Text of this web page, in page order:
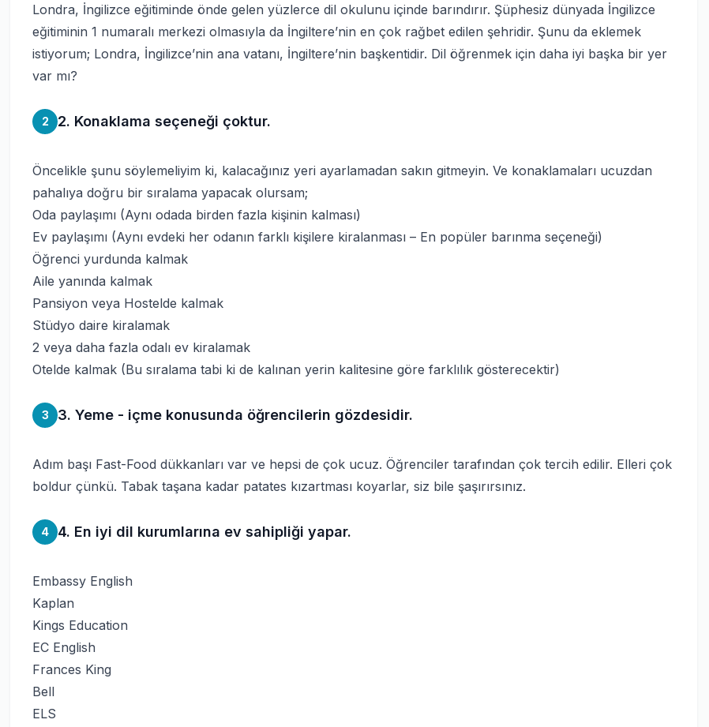
Londra, İngilizce eğitiminde önde gelen yüzlerce dil okulunu içinde barındırır. Şüphesiz dünyada İngilizce
eğitiminin 1 numaralı merkezi olmasıyla da İngiltere’nin en çok rağbet edilen şehridir. Şunu da eklemek
istiyorum; Londra, İngilizce’nin ana vatanı, İngiltere’nin başkentidir. Dil öğrenmek için daha iyi başka bir yer
var mı?
2 2. Konaklama seçeneği çoktur.
Öncelikle şunu söylemeliyim ki, kalacağınız yeri ayarlamadan sakın gitmeyin. Ve konaklamaları ucuzdan
pahalıya doğru bir sıralama yapacak olursam;
Oda paylaşımı (Aynı odada birden fazla kişinin kalması)
Ev paylaşımı (Aynı evdeki her odanın farklı kişilere kiralanması – En popüler barınma seçeneği)
Öğrenci yurdunda kalmak
Aile yanında kalmak
Pansiyon veya Hostelde kalmak
Stüdyo daire kiralamak
2 veya daha fazla odalı ev kiralamak
Otelde kalmak (Bu sıralama tabi ki de kalınan yerin kalitesine göre farklılık gösterecektir)
3 3. Yeme - içme konusunda öğrencilerin gözdesidir.
Adım başı Fast-Food dükkanları var ve hepsi de çok ucuz. Öğrenciler tarafından çok tercih edilir. Elleri çok
boldur çünkü. Tabak taşana kadar patates kızartması koyarlar, siz bile şaşırırsınız.
4 4. En iyi dil kurumlarına ev sahipliği yapar.
Embassy English
Kaplan
Kings Education
EC English
Frances King
Bell
ELS